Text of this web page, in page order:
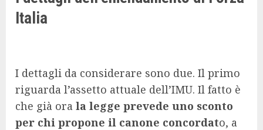
Italia
I dettagli da considerare sono due. Il primo
riguarda l’assetto attuale dell’IMU. Il fatto è
che già ora la legge prevede uno sconto
per chi propone il canone concordato, a